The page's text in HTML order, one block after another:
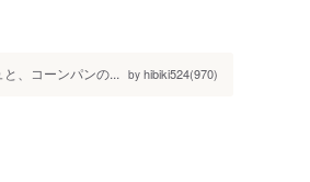
、コーンパンの... by hibiki524(970)